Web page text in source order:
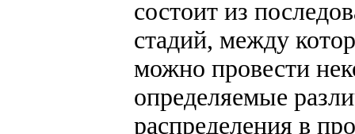
состоит из
стадий, между
можно провести
определяемые
распределения в